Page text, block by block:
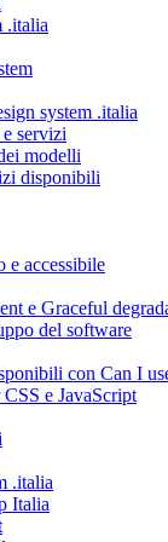
.italia
system .italia
servizi
modelli
disponibili
e accessibile
e Graceful
del software
con Can I
e JavaScript
.italia
Italia